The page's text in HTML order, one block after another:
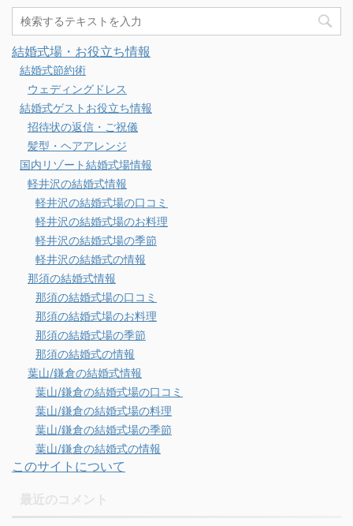
結婚式場・お役立ち情報
結婚式節約術
ウェディングドレス
結婚式ゲストお役立ち情報
招待状の返信・ご祝儀
髪型・ヘアアレンジ
国内リゾート結婚式場情報
軽井沢の結婚式情報
軽井沢の結婚式場の口コミ
軽井沢の結婚式場のお料理
軽井沢の結婚式場の季節
軽井沢の結婚式の情報
那須の結婚式情報
那須の結婚式場の口コミ
那須の結婚式場のお料理
那須の結婚式場の季節
那須の結婚式の情報
葉山/鎌倉の結婚式情報
葉山/鎌倉の結婚式場の口コミ
葉山/鎌倉の結婚式場の料理
葉山/鎌倉の結婚式場の季節
葉山/鎌倉の結婚式の情報
このサイトについて